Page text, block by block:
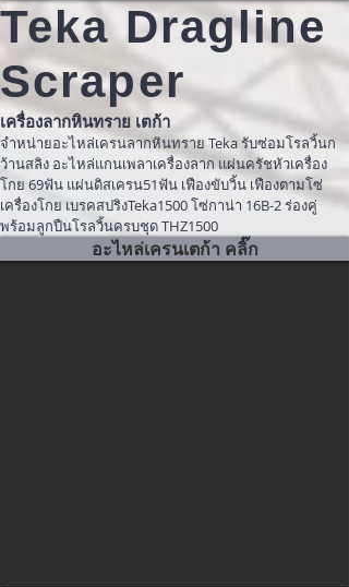
Teka Dragline
Scraper
เครื่องลากหินทราย เตก้า
จำหน่ายอะไหล่เครนลากหินทราย Teka รับซ่อมโรลวิ้นก
ว้านสลิง อะไหล่แกนเพลาเครื่องลาก แผ่นครัชหัวเครื่อง
โกย 69ฟัน แผ่นดิสเครน51ฟัน เฟืองขับวิ้น เฟืองตามโซ่
เครื่องโกย เบรคสปริงTeka1500 โซ่กาน่า 16B-2 ร่องคู่
พร้อมลูกปืนโรลวิ้นครบชุด THZ1500
อะไหล่เครนเตก้า คลิ๊ก